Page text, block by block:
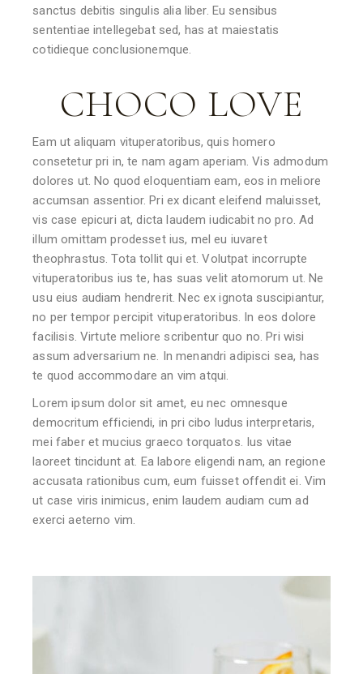
sanctus debitis singulis alia liber. Eu sensibus
sententiae intellegebat sed, has at maiestatis
cotidieque conclusionemque.
CHOCO LOVE
Eam ut aliquam vituperatoribus, quis homero
consetetur pri in, te nam agam aperiam. Vis admodum
dolores ut. No quod eloquentiam eam, eos in meliore
accumsan assentior. Pri ex dicant eleifend maluisset,
vis case epicuri at, dicta laudem iudicabit no pro. Ad
illum omittam prodesset ius, mel eu iuvaret
theophrastus. Tota tollit qui et. Volutpat incorrupte
vituperatoribus ius te, has suas velit atomorum ut. Ne
usu eius audiam hendrerit. Nec ex ignota suscipiantur,
no per tempor percipit vituperatoribus. In eos dolore
facilisis. Virtute meliore scribentur quo no. Pri wisi
assum adversarium ne. In menandri adipisci sea, has
te quod accommodare an vim atqui.
Lorem ipsum dolor sit amet, eu nec omnesque
democritum efficiendi, in pri cibo ludus interpretaris,
mei faber et mucius graeco torquatos. Ius vitae
laoreet tincidunt at. Ea labore eligendi nam, an regione
accusata rationibus cum, eum fuisset offendit ei. Vim
ut case viris inimicus, enim laudem audiam cum ad
exerci aeterno vim.